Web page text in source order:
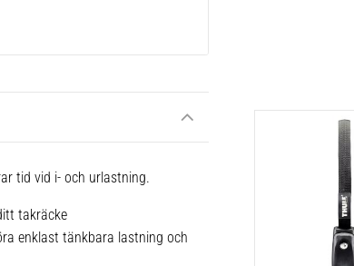
tid vid i- och urlastning.
takräcke
enklast tänkbara lastning och